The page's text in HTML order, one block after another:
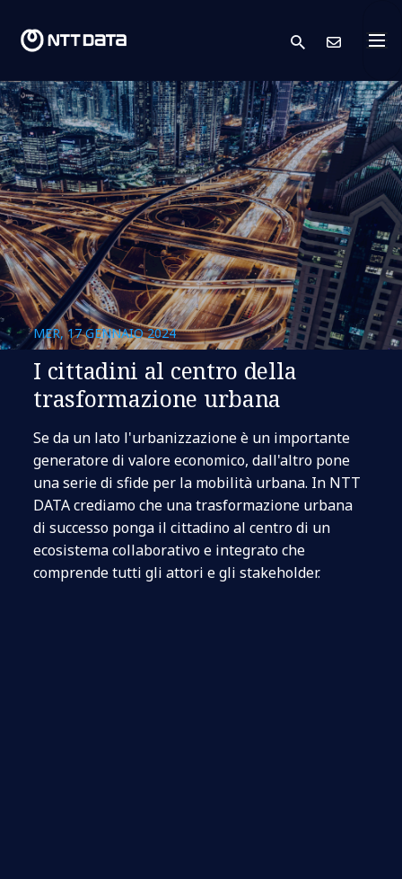
search
MER, 17 GENNAIO 2024
I cittadini al centro della
trasformazione urbana
Se da un lato l'urbanizzazione è un importante
generatore di valore economico, dall'altro pone
una serie di sfide per la mobilità urbana. In NTT
DATA crediamo che una trasformazione urbana
di successo ponga il cittadino al centro di un
ecosistema collaborativo e integrato che
comprende tutti gli attori e gli stakeholder.